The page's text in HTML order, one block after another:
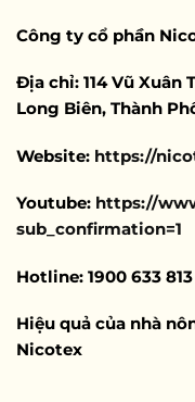
Công ty cổ phần
Địa chỉ: 114 Vũ Xuân
Long Biên, Thành
Website: https://
Youtube: https://
sub_confirmation=1
Hotline: 1900 633 813
Hiệu quả của nhà
Nicotex